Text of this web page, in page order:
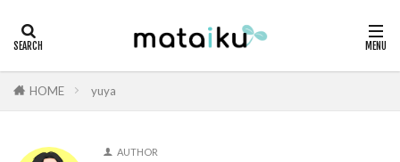
HOME yuya
AUTHOR